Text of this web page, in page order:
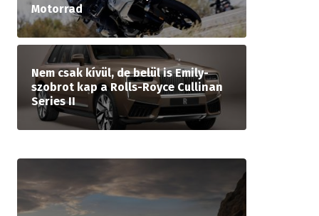
Motorrad
Nem csak kívül, de belül is Emily-
szobrot kap a Rolls-Royce Cullinan
Series II